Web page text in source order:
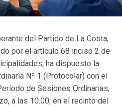
del Partido de La Costa,
por el artículo 68 inciso 2 de
ha dispuesto la
Nº 1 (Protocolar) con el
de Sesiones Ordinarias,
a las 10.00, en el recinto del